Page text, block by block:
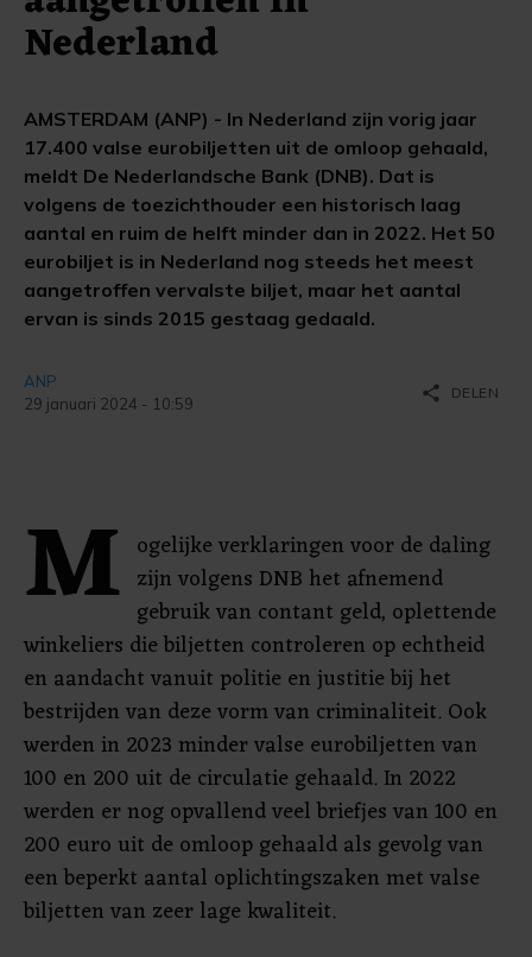
Nederland
AMSTERDAM (ANP) - In Nederland zijn vorig jaar
17.400 valse eurobiljetten uit de omloop gehaald,
meldt De Nederlandsche Bank (DNB). Dat is
volgens de toezichthouder een historisch laag
aantal en ruim de helft minder dan in 2022. Het 50
eurobiljet is in Nederland nog steeds het meest
aangetroffen vervalste biljet, maar het aantal
ervan is sinds 2015 gestaag gedaald.
ANP
29 januari 2024 - 10:59
share DELEN
M ogelijke verklaringen voor de daling
zijn volgens DNB het afnemend
gebruik van contant geld, oplettende
winkeliers die biljetten controleren op echtheid
en aandacht vanuit politie en justitie bij het
bestrijden van deze vorm van criminaliteit. Ook
werden in 2023 minder valse eurobiljetten van
100 en 200 uit de circulatie gehaald. In 2022
werden er nog opvallend veel briefjes van 100 en
200 euro uit de omloop gehaald als gevolg van
een beperkt aantal oplichtingszaken met valse
biljetten van zeer lage kwaliteit.